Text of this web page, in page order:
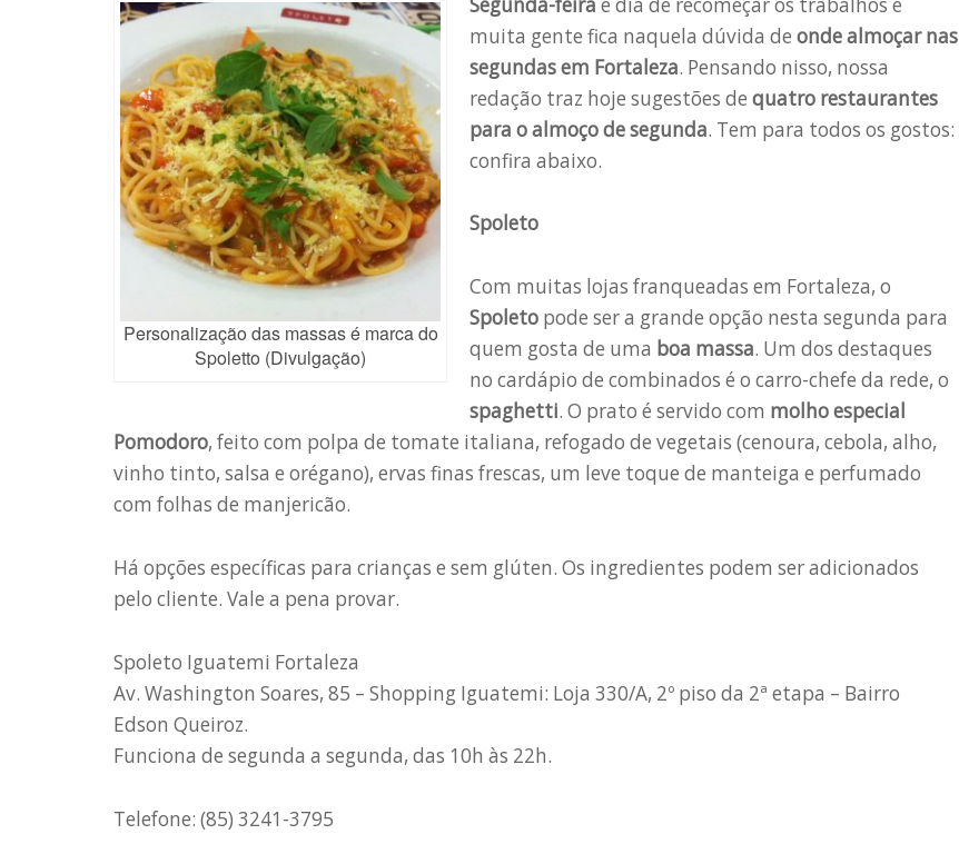
Personalização das massas é marca do
Spoletto (Divulgação)
muita gente fica naquela dúvida de onde almoçar nas
segundas em Fortaleza. Pensando nisso, nossa
redação traz hoje sugestões de quatro restaurantes
para o almoço de segunda. Tem para todos os gostos:
confira abaixo.
Spoleto
Com muitas lojas franqueadas em Fortaleza, o
Spoleto pode ser a grande opção nesta segunda para
quem gosta de uma boa massa. Um dos destaques
no cardápio de combinados é o carro-chefe da rede, o
spaghetti. O prato é servido com molho especial
Pomodoro, feito com polpa de tomate italiana, refogado de vegetais (cenoura, cebola, alho,
vinho tinto, salsa e orégano), ervas finas frescas, um leve toque de manteiga e perfumado
com folhas de manjericão.
Há opções específicas para crianças e sem glúten. Os ingredientes podem ser adicionados
pelo cliente. Vale a pena provar.
Spoleto Iguatemi Fortaleza
Av. Washington Soares, 85 – Shopping Iguatemi: Loja 330/A, 2º piso da 2ª etapa – Bairro
Edson Queiroz.
Funciona de segunda a segunda, das 10h às 22h.
Telefone: (85) 3241-3795